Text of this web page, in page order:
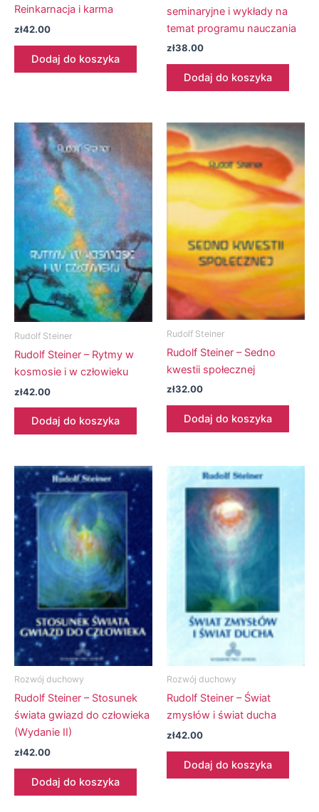
Reinkarnacja i karma
zł42.00
Dodaj do koszyka
seminaryjne i wykłady na
temat programu nauczania
zł38.00
Dodaj do koszyka
Rudolf Steiner
Rudolf Steiner – Rytmy w
kosmosie i w człowieku
zł42.00
Dodaj do koszyka
Rudolf Steiner
Rudolf Steiner – Sedno
kwestii społecznej
zł32.00
Dodaj do koszyka
Rozwój duchowy
Rudolf Steiner – Stosunek
świata gwiazd do człowieka
(Wydanie II)
zł42.00
Dodaj do koszyka
Rozwój duchowy
Rudolf Steiner – Świat
zmysłów i świat ducha
zł42.00
Dodaj do koszyka